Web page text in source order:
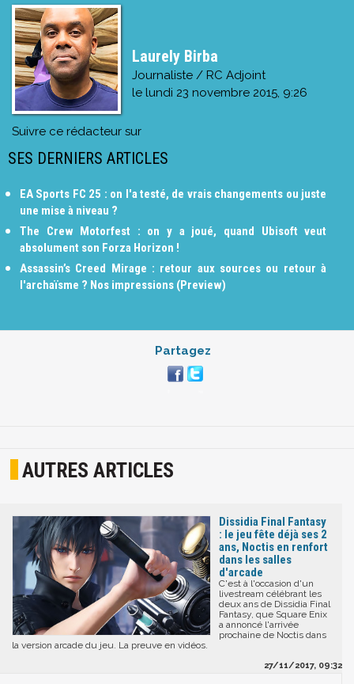
Laurely Birba
Journaliste / RC Adjoint
le lundi 23 novembre 2015, 9:26
Suivre ce rédacteur sur
SES DERNIERS ARTICLES
EA Sports FC 25 : on l'a testé, de vrais changements ou juste
une mise à niveau ?
The Crew Motorfest : on y a joué, quand Ubisoft veut
absolument son Forza Horizon !
Assassin’s Creed Mirage : retour aux sources ou retour à
l'archaïsme ? Nos impressions (Preview)
Partagez
AUTRES ARTICLES
Dissidia Final Fantasy
: le jeu fête déjà ses 2
ans, Noctis en renfort
dans les salles
d'arcade
C'est à l'occasion d'un
livestream célébrant les
deux ans de Dissidia Final
Fantasy, que Square Enix
a annoncé l'arrivée
prochaine de Noctis dans
la version arcade du jeu. La preuve en vidéos.
27/11/2017, 09:32